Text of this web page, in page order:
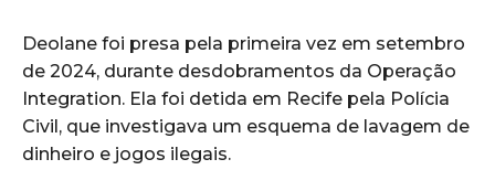
Deolane foi presa pela primeira vez em setembro
de 2024, durante desdobramentos da Operação
Integration. Ela foi detida em Recife pela Polícia
Civil, que investigava um esquema de lavagem de
dinheiro e jogos ilegais.